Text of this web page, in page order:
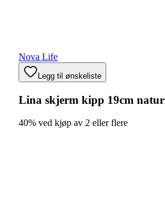
Nova Life
Legg til ønskeliste
Lina skjerm kipp 19cm natur
40% ved kjøp av 2 eller flere